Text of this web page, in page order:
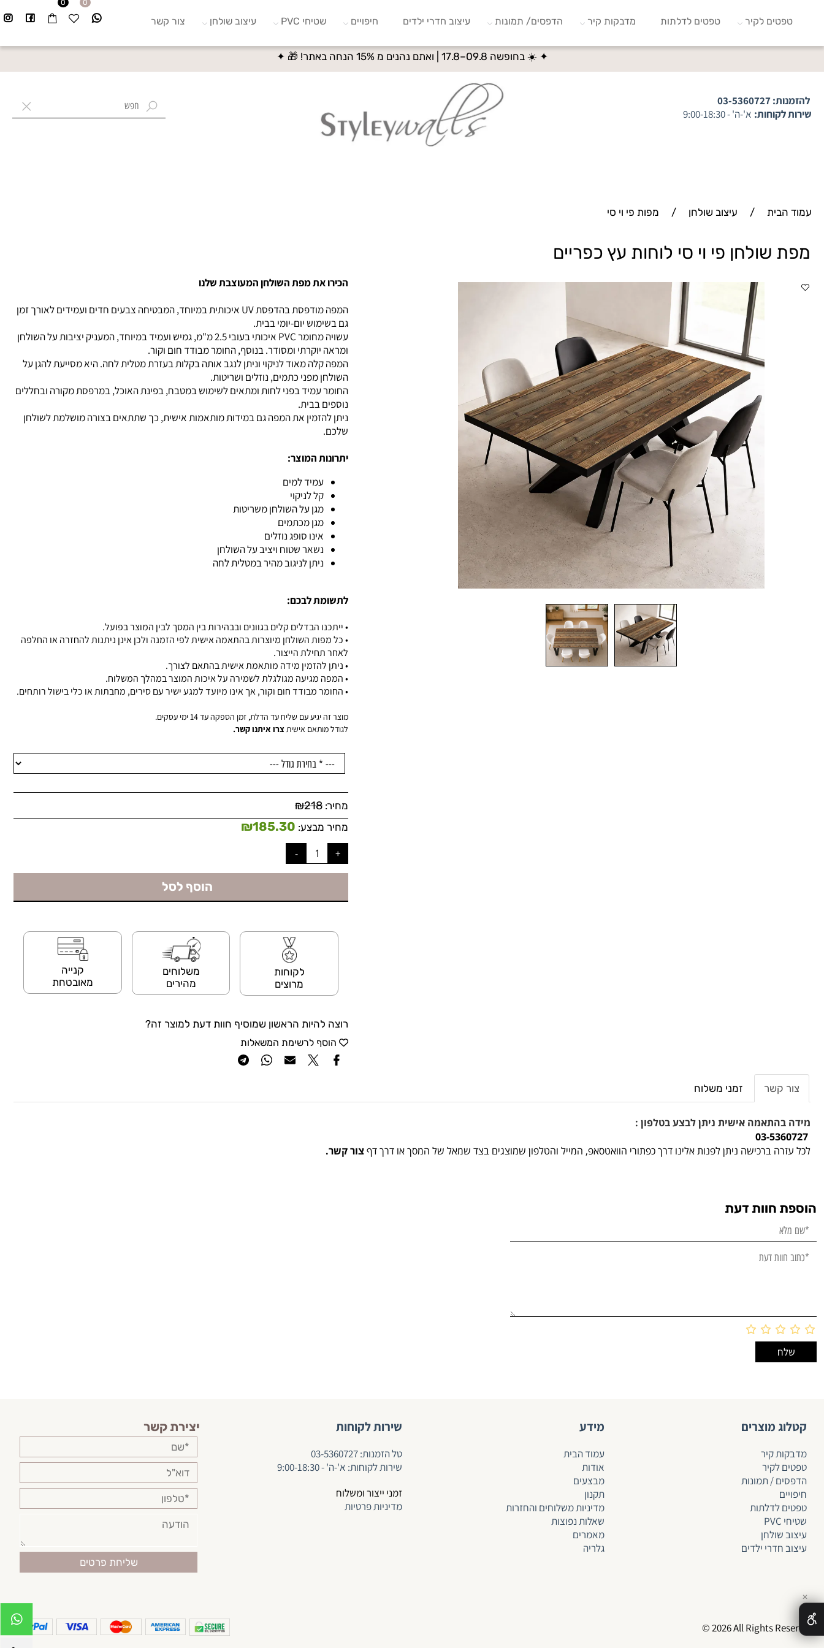
✦ ☀️ בחופשה 09.8–17.8 | ואתם נהנים מ 15% הנחה באתר! 🎁 ✦
להזמנות:03-5360727
שירות לקוחות: א'-ה' - 9:00-18:30
0 0
טפטים לקיר טפטים לדלתות מדבקות קיר הדפסים/ תמונות עיצוב חדרי ילדים חיפויים שטיחי PVC עיצוב שולחן צור קשר
עמוד הבית / עיצוב שולחן / מפות פי וי סי
מפת שולחן פי וי סי לוחות עץ כפריים
הכירו את מפת השולחן המעוצבת שלנו
המפה מודפסת בהדפסת UV איכותית במיוחד, המבטיחה צבעים חדים ועמידים לאורך זמן
גם בשימוש יום-יומי בבית.
עשויה מחומר PVC איכותי בעובי 2.5 מ"מ, גמיש ועמיד במיוחד, המעניק יציבות על השולחן
ומראה יוקרתי ומסודר. בנוסף, החומר מבודד חום וקור.
המפה קלה מאוד לניקוי וניתן לנגב אותה בקלות בעזרת מטלית לחה. היא מסייעת להגן על
השולחן מפני כתמים, נוזלים ושריטות.
החומר עמיד בפני לחות ומתאים לשימוש במטבח, בפינת האוכל, במרפסת מקורה ובחללים
נוספים בבית.
ניתן להזמין את המפה גם במידות מותאמות אישית, כך שתתאים בצורה מושלמת לשולחן
שלכם.
יתרונות המוצר:
עמיד למים
קל לניקוי
מגן על השולחן משריטות
מגן מכתמים
אינו סופג נוזלים
נשאר שטוח ויציב על השולחן
ניתן לניגוב מהיר במטלית לחה
לתשומת לבכם:
• ייתכנו הבדלים קלים בגוונים ובבהירות בין המסך לבין המוצר בפועל.
• כל מפות השולחן מיוצרות בהתאמה אישית לפי הזמנה ולכן אינן ניתנות להחזרה או החלפה
לאחר תחילת הייצור.
• ניתן להזמין מידה מותאמת אישית בהתאם לצורך.
• המפה מגיעה מגולגלת לשמירה על איכות המוצר במהלך המשלוח.
• החומר מבודד חום וקור, אך אינו מיועד למגע ישיר עם סירים, מחבתות או כלי בישול רותחים.
מוצר זה יגיע עם שליח עד הדלת, זמן הספקה עד 14 ימי עסקים.
לגודל מותאם אישיתצרו איתנו קשר.
מחיר: ₪218
מחיר מבצע: ₪185.30
הוסף לסל
לקוחות
מרוצים
משלוחים
מהירים
קנייה
מאובטחת
רוצה להיות הראשון שמוסיף חוות דעת למוצר זה?
הוסף לרשימת המשאלות
צור קשר זמני משלוח
מידה בהתאמה אישית ניתן לבצע בטלפון :
03-5360727
לכל עזרה ברכישה ניתן לפנות אלינו דרך כפתורי הוואטסאפ, המייל והטלפון שמוצגים בצד שמאל של המסך או דרך דףצור קשר.
הוספת חוות דעת
קטלוג מוצרים
מדבקות קיר
טפטים לקיר
הדפסים / תמונות
חיפויים
טפטים לדלתות
שטיחי PVC
עיצוב שולחן
עיצוב חדרי ילדים
מידע
עמוד הבית
אודות
מבצעים
תקנון
מדיניות משלוחים והחזרות
שאלות נפוצות
מאמרים
גלריה
שירות לקוחות
טל הזמנות:03-5360727
שירות לקוחות: א'-ה' - 9:00-18:30
זמני ייצור ומשלוח
מדיניות פרטיות
יצירת קשר
© 2026 All Rights Reserved
✕